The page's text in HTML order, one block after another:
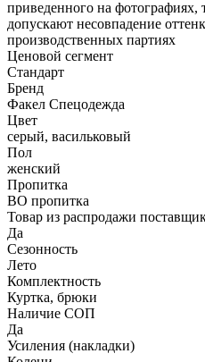
приведенного на фотографиях,
допускают несовпадение
производственных партиях
Ценовой сегмент
Стандарт
Бренд
Факел Спецодежда
Цвет
серый, васильковый
Пол
женский
Пропитка
ВО пропитка
Товар из распродажи
Да
Сезонность
Лето
Комплектность
Куртка, брюки
Наличие СОП
Да
Усиления (накладки)